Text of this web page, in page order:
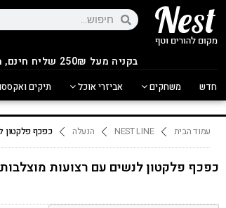
בקניה מעל 250 ₪ שליח חינם, מעל 150₪
חדש משחקים אביזרי אוכל תיקים
עמוד הבית NEST LINE הנעלה כפכף פלקטון
כפכף פלקטון לנשים עם רצועות